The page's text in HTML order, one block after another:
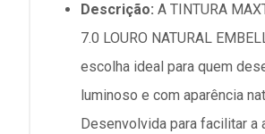
Descrição: A TINTURA
7.0 LOURO NATURAL
escolha ideal para quem
luminoso e com aparência
Desenvolvida para facilitar a